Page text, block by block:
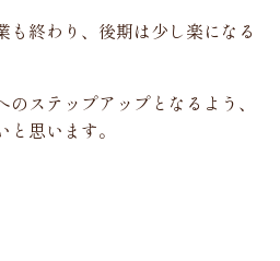
も終わり、後期は少し楽になる
ステップアップとなるよう、
思います。